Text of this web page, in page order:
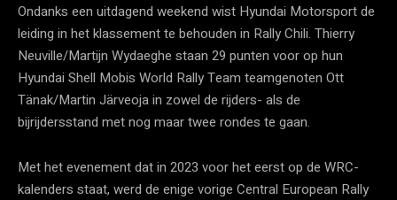
Ondanks een uitdagend weekend wist Hyundai Motorsport de
leiding in het klassement te behouden in Rally Chili. Thierry
Neuville/Martijn Wydaeghe staan 29 punten voor op hun
Hyundai Shell Mobis World Rally Team teamgenoten Ott
Tänak/Martin Järveoja in zowel de rijders- als de
bijrijdersstand met nog maar twee rondes te gaan.
Met het evenement dat in 2023 voor het eerst op de WRC-
kalenders staat, werd de enige vorige Central European Rally